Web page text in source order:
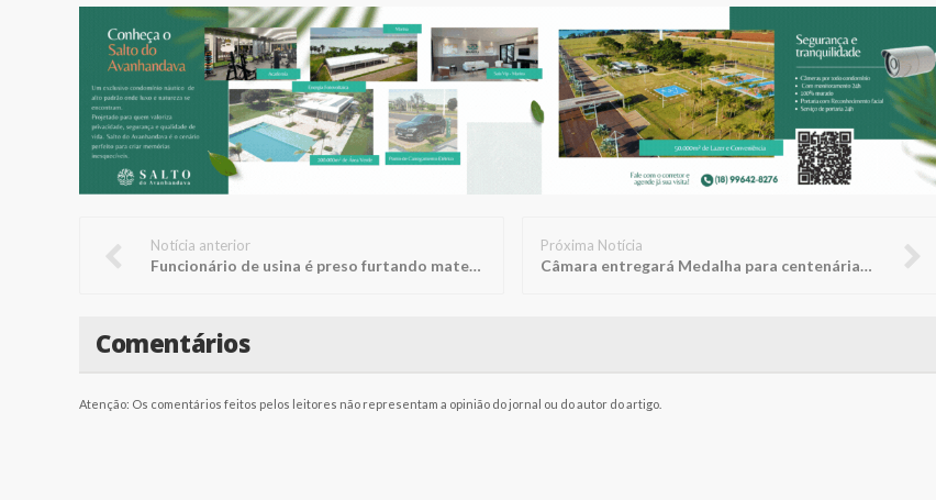
Notícia anterior
Funcionário de usina é preso furtando materiais da empresa
Próxima Notícia
Câmara entregará Medalha para centenárias Doralice e Rosália
Comentários
Atenção: Os comentários feitos pelos leitores não representam a opinião do jornal ou do autor do artigo.